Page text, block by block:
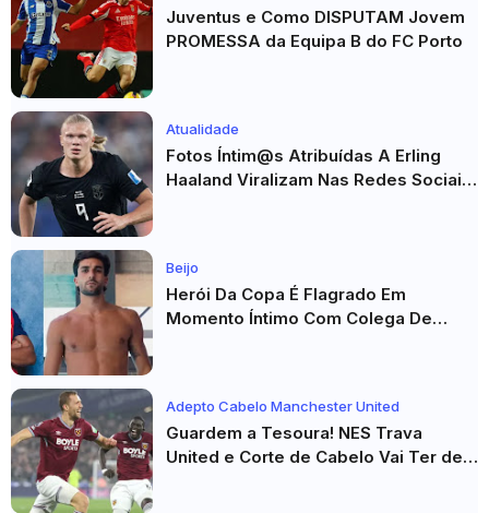
Juventus e Como DISPUTAM Jovem
PROMESSA da Equipa B do FC Porto
Atualidade
Fotos Íntim@s Atribuídas A Erling
Haaland Viralizam Nas Redes Sociais
Beijo
Herói Da Copa É Flagrado Em
Momento Íntimo Com Colega De
Adepto Cabelo Manchester United
Guardem a Tesoura! NES Trava
United e Corte de Cabelo Vai Ter de